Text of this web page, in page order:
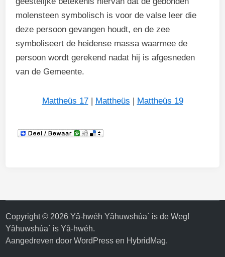
molensteen symbolisch is voor de valse leer die
deze persoon gevangen houdt, en de zee
symboliseert de heidense massa waarmee de
persoon wordt gerekend nadat hij is afgesneden
van de Gemeente.
Mattheüs 17| Mattheüs | Mattheüs 19
Copyright © 2026Yâ-hwéh Yâhuwshúa` is de Weg!
Yâhuwshúa` is Yâ-hwéh.
Aangedreven doorWordPress en HybridMag.